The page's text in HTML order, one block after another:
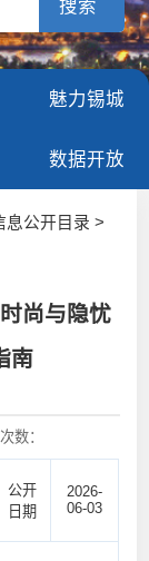
魅力锡城
数据开放
息公开目录 >
尚与隐忧
南
数：
公开
日期
2026-
06-03